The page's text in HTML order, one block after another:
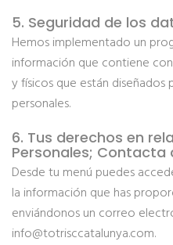
5. Seguridad de los
Hemos implementado un
información que contiene
y físicos que están diseñados
personales.
6. Tus derechos en
Personales; Contacta
Desde tu menú puedes
la información que has
enviándonos un correo
info@totrisccatalunya.com.